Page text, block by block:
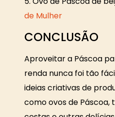
de Mulher
CONCLUSÃO
Aproveitar a Páscoa
renda nunca foi tão
ideias criativas de
como ovos de Páscoa,